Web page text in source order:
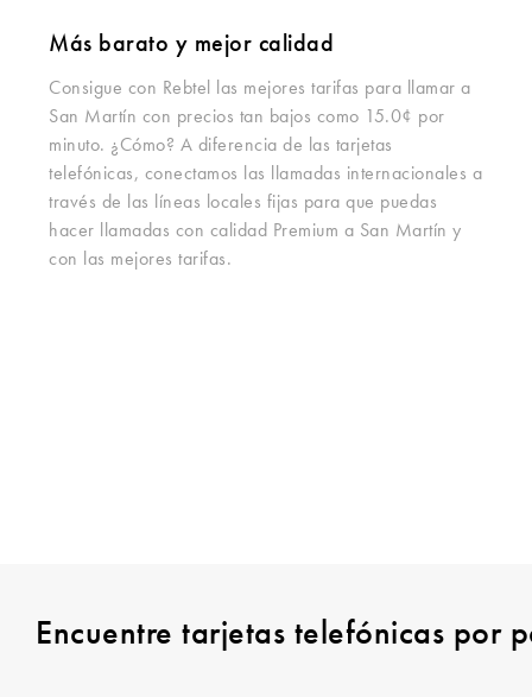
Más barato y mejor calidad
Consigue con Rebtel las mejores tarifas para llamar a
San Martín con precios tan bajos como 15.0¢ por
minuto. ¿Cómo? A diferencia de las tarjetas
telefónicas, conectamos las llamadas internacionales a
través de las líneas locales fijas para que puedas
hacer llamadas con calidad Premium a San Martín y
con las mejores tarifas.
Encuentre tarjetas telefónicas por